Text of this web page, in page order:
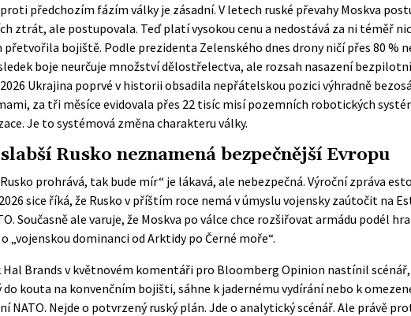
předchozím fázím války je zásadní. V letech ruské převahy Moskva
ztrát, ale postupovala. Teď platí vysokou cenu a nedostává za ni téměř
bojiště. Podle prezidenta Zelenského dnes drony ničí přes 80 %
boje neurčuje množství dělostřelectva, ale rozsah nasazení
2026 Ukrajina poprvé v historii obsadila nepřátelskou pozici výhradně
za tři měsíce evidovala přes 22 tisíc misí pozemních robotických
Je to systémová změna charakteru války.
Rusko neznamená bezpečnější Evropu
prohrává, tak bude mír“ je lákavá, ale nebezpečná. Výroční zpráva
sice říká, že Rusko v příštím roce nemá v úmyslu vojensky zaútočit na
Současně ale varuje, že Moskva po válce chce rozšiřovat armádu podél
„vojenskou dominanci od Arktidy po Černé moře“.
Brands v květnovém komentáři pro Bloomberg Opinion nastínil
do kouta na konvenčním bojišti, sáhne k jadernému vydírání nebo k
NATO. Nejde o potvrzený ruský plán. Jde o analytický scénář. Ale právě